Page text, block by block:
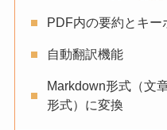
PDF内の要約とキー
自動翻訳機能
Markdown形式（文
形式）に変換